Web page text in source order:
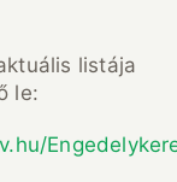
listája
le: